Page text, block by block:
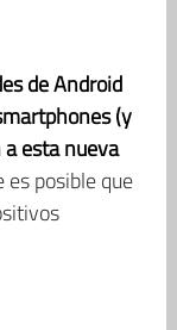
de Android
(y
esta nueva
posible que